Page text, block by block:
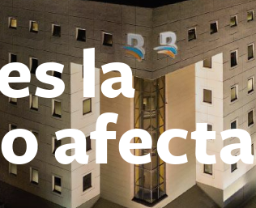
la
afecta